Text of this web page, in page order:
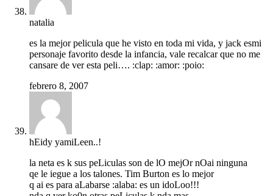
natalia
es la mejor pelicula que he visto en toda mi vida, y jack esmi
personaje favorito desde la infancia, vale recalcar que no me
cansare de ver esta peli…. :clap: :amor: :poio:
febrero 8, 2007
hEidy yamiLeen..!
la neta es k sus peLiculas son de lO mejOr nOai ninguna
qe le iegue a los talones. Tim Burton es lo mejor
q ai es para aLabarse :alaba: es un idoLoo!!!